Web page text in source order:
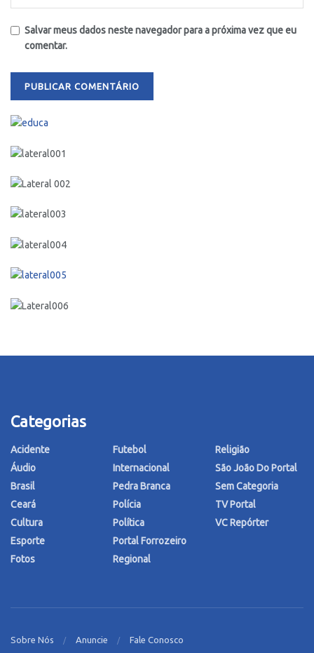
Salvar meus dados neste navegador para a próxima vez que eu
comentar.
Categorias
Acidente
Áudio
Brasil
Ceará
Cultura
Esporte
Fotos
Futebol
Internacional
Pedra Branca
Polícia
Política
Portal Forrozeiro
Regional
Religião
São João Do Portal
Sem Categoria
TV Portal
VC Repórter
Sobre Nós Anuncie Fale Conosco